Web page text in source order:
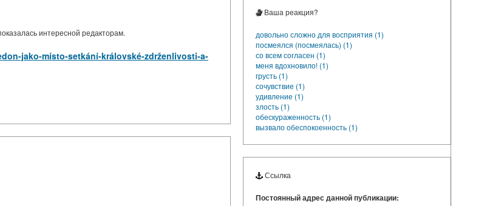
интересной редакторам.
jako-místo-setkání-královské-zdrženlivosti-a-
Ваша реакция?
довольно сложно для восприятия (1)
посмеялся (посмеялась) (1)
со всем согласен (1)
меня вдохновило! (1)
грусть (1)
сочувствие (1)
удивление (1)
злость (1)
обескураженность (1)
вызвало обеспокоенность (1)
Ссылка
Постоянный адрес данной публикации: